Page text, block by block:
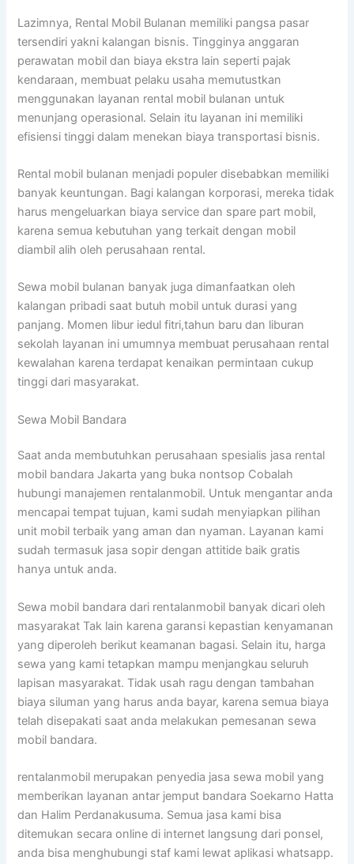
Lazimnya, Rental Mobil Bulanan memiliki pangsa pasar
tersendiri yakni kalangan bisnis. Tingginya anggaran
perawatan mobil dan biaya ekstra lain seperti pajak
kendaraan, membuat pelaku usaha memutustkan
menggunakan layanan rental mobil bulanan untuk
menunjang operasional. Selain itu layanan ini memiliki
efisiensi tinggi dalam menekan biaya transportasi bisnis.
Rental mobil bulanan menjadi populer disebabkan memiliki
banyak keuntungan. Bagi kalangan korporasi, mereka tidak
harus mengeluarkan biaya service dan spare part mobil,
karena semua kebutuhan yang terkait dengan mobil
diambil alih oleh perusahaan rental.
Sewa mobil bulanan banyak juga dimanfaatkan oleh
kalangan pribadi saat butuh mobil untuk durasi yang
panjang. Momen libur iedul fitri,tahun baru dan liburan
sekolah layanan ini umumnya membuat perusahaan rental
kewalahan karena terdapat kenaikan permintaan cukup
tinggi dari masyarakat.
Sewa Mobil Bandara
Saat anda membutuhkan perusahaan spesialis jasa rental
mobil bandara Jakarta yang buka nontsop Cobalah
hubungi manajemen rentalanmobil. Untuk mengantar anda
mencapai tempat tujuan, kami sudah menyiapkan pilihan
unit mobil terbaik yang aman dan nyaman. Layanan kami
sudah termasuk jasa sopir dengan attitide baik gratis
hanya untuk anda.
Sewa mobil bandara dari rentalanmobil banyak dicari oleh
masyarakat Tak lain karena garansi kepastian kenyamanan
yang diperoleh berikut keamanan bagasi. Selain itu, harga
sewa yang kami tetapkan mampu menjangkau seluruh
lapisan masyarakat. Tidak usah ragu dengan tambahan
biaya siluman yang harus anda bayar, karena semua biaya
telah disepakati saat anda melakukan pemesanan sewa
mobil bandara.
rentalanmobil merupakan penyedia jasa sewa mobil yang
memberikan layanan antar jemput bandara Soekarno Hatta
dan Halim Perdanakusuma. Semua jasa kami bisa
ditemukan secara online di internet langsung dari ponsel,
anda bisa menghubungi staf kami lewat aplikasi whatsapp.